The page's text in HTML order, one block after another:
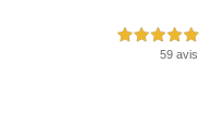
5,0 étoiles sur 5
59 avis